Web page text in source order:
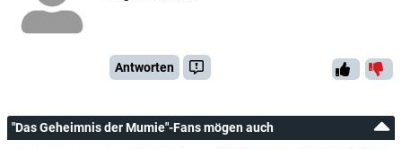
Antworten
"Das Geheimnis der Mumie"-Fans mögen auch